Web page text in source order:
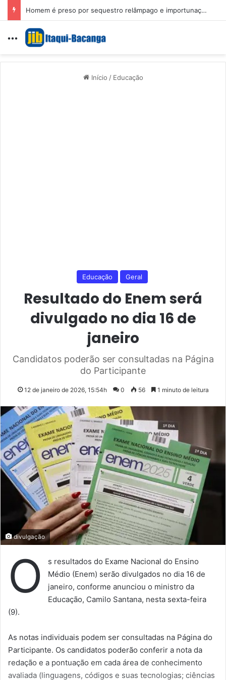
Homem é preso por sequestro relâmpago e importunação sexual em São Luís
Menu
Início / Educação
Educação Geral
Resultado do Enem será
divulgado no dia 16 de
janeiro
Candidatos poderão ser consultadas na Página
do Participante
12 de janeiro de 2026, 15:54h 0 56 1 minuto de leitura
divulgação
O
s resultados do Exame Nacional do Ensino
Médio (Enem) serão divulgados no dia 16 de
janeiro, conforme anunciou o ministro da
Educação, Camilo Santana, nesta sexta-feira
(9).
As notas individuais podem ser consultadas na Página do
Participante. Os candidatos poderão conferir a nota da
redação e a pontuação em cada área de conhecimento
avaliada (linguagens, códigos e suas tecnologias; ciências